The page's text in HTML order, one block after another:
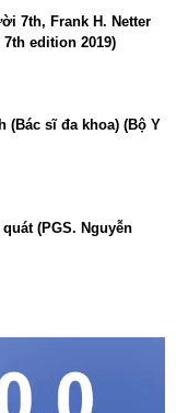
7th, Frank H. Netter
edition 2019)
(Bác sĩ đa khoa) (Bộ Y
(PGS. Nguyễn